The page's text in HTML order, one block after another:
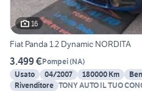
16
Fiat Panda 1.2 Dynamic NORDITA
3.499 €Pompei(NA)
Usato
04/2007 180000 Km
Rivenditore TONY AUTO IL TUO